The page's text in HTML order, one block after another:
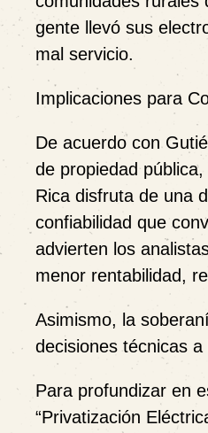
gente llevó sus
mal servicio.
Implicaciones para
De acuerdo con
de propiedad
Rica disfruta de una
confiabilidad que
advierten los
menor rentabilidad,
Asimismo, la
decisiones técnicas
Para profundizar en
“Privatización